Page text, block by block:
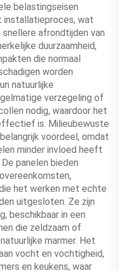
belastingseisen
installatieproces, wat
afrondtijden van
duurzaamheid,
die normaal
worden
natuurlijke
verzegeling of
nodig, waardoor het
is. Milieubewuste
voordeel, omdat
minder invloed heeft
panelen bieden
het werken met echte
uitgesloten. Ze zijn
beschikbaar in een
die zeldzaam of
marmer. Het
vocht en vochtigheid,
en keukens, waar